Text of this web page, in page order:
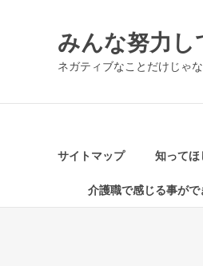
へ
みんな努力
ネガティブなことだけじゃ
サイトマップ 知ってほ
介護職で感じる事が